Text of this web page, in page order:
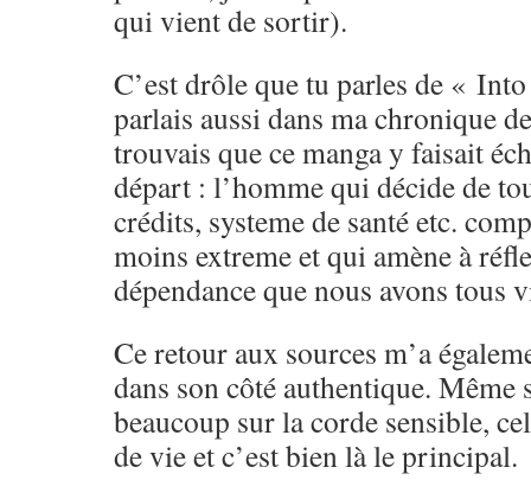
qui vient de sortir).
C’est drôle que tu parles de «
parlais aussi dans ma chronique
trouvais que ce manga y faisait
départ : l’homme qui décide de
crédits, systeme de santé etc.
moins extreme et qui amène à
dépendance que nous avons tous
Ce retour aux sources m’a
dans son côté authentique.
beaucoup sur la corde sensible,
de vie et c’est bien là le principal.